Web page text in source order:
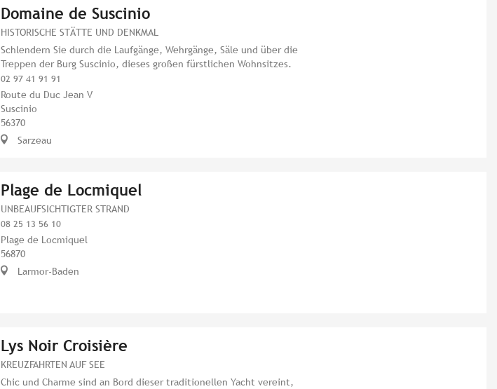
Domaine de Suscinio
HISTORISCHE STÄTTE UND DENKMAL
Schlendern Sie durch die Laufgänge, Wehrgänge, Säle und über die
Treppen der Burg Suscinio, dieses großen fürstlichen Wohnsitzes.
02 97 41 91 91
Route du Duc Jean V
Suscinio
56370
Sarzeau
Plage de Locmiquel
UNBEAUFSICHTIGTER STRAND
08 25 13 56 10
Plage de Locmiquel
56870
Larmor-Baden
Lys Noir Croisière
KREUZFAHRTEN AUF SEE
Chic und Charme sind an Bord dieser traditionellen Yacht vereint,